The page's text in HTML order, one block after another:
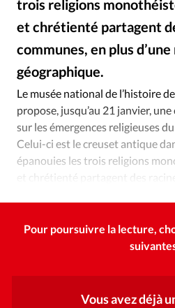
Actualité internationale
Dossier
Eglises Foi
Opinions
Publireportage
Société
Tour du monde des
Vécu
Vie Intérieure
trois religions
et chrétienté partagent
communes, en plus
géographique.
Le musée national de l’histoire
propose, jusqu’au 21 janvier,
sur les émergences religieuses
Celui-ci est le creuset antique
épanouies les trois religions
et chrétienté partagent des
Pour poursuivre la lecture,
Vous avez déjà